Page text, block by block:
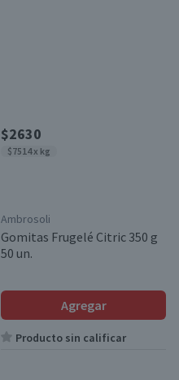
$2630
$7514 x kg
Ambrosoli
Gomitas Frugelé Citric 350 g
50 un.
Agregar
Producto sin calificar